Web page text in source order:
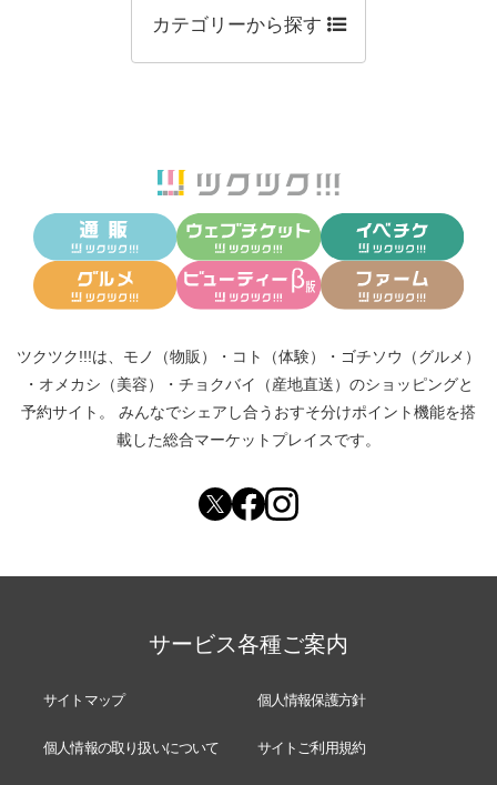
カテゴリーから探す
ツクツク!!!は、 モノ（物販） ・ コト（体験） ・ ゴチソウ（グルメ）
・ オメカシ（美容） ・ チョクバイ（産地直送） のショッピングと
予約サイト。
みんなでシェアし合う おすそ分けポイント機能を搭
載した総合マーケットプレイスです。
サービス各種ご案内
サイトマップ 個人情報保護方針
個人情報の取り扱いについて サイトご利用規約